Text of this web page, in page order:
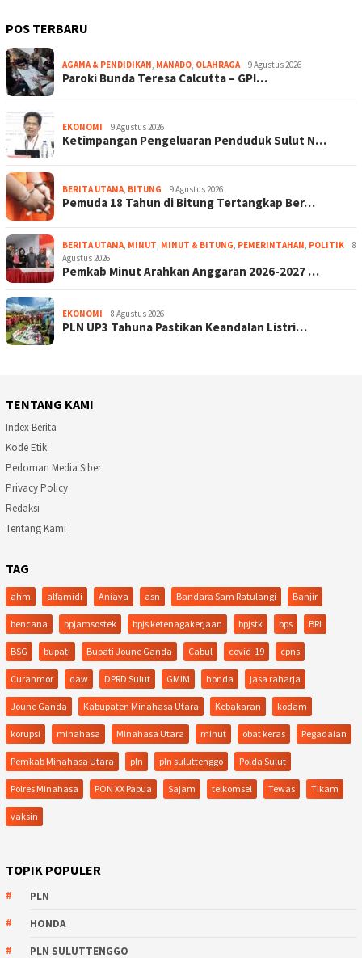
POS TERBARU
AGAMA & PENDIDIKAN, MANADO, OLAHRAGA 9 Agustus 2026
Paroki Bunda Teresa Calcutta – GPI…
EKONOMI 9 Agustus 2026
Ketimpangan Pengeluaran Penduduk Sulut N…
BERITA UTAMA, BITUNG 9 Agustus 2026
Pemuda 18 Tahun di Bitung Tertangkap Ber…
BERITA UTAMA, MINUT, MINUT & BITUNG, PEMERINTAHAN, POLITIK
8
Agustus 2026
Pemkab Minut Arahkan Anggaran 2026-2027 …
EKONOMI 8 Agustus 2026
PLN UP3 Tahuna Pastikan Keandalan Listri…
TENTANG KAMI
Index Berita
Kode Etik
Pedoman Media Siber
Privacy Policy
Redaksi
Tentang Kami
TAG
ahm alfamidi Aniaya asn Bandara Sam Ratulangi Banjir
bencana bpjamsostek bpjs ketenagakerjaan bpjstk bps BRI
BSG bupati Bupati Joune Ganda Cabul covid-19 cpns
Curanmor daw DPRD Sulut GMIM honda jasa raharja
Joune Ganda Kabupaten Minahasa Utara Kebakaran kodam
korupsi minahasa Minahasa Utara minut obat keras Pegadaian
Pemkab Minahasa Utara pln pln suluttenggo Polda Sulut
Polres Minahasa PON XX Papua Sajam telkomsel Tewas Tikam
vaksin
TOPIK POPULER
PLN
HONDA
PLN SULUTTENGGO